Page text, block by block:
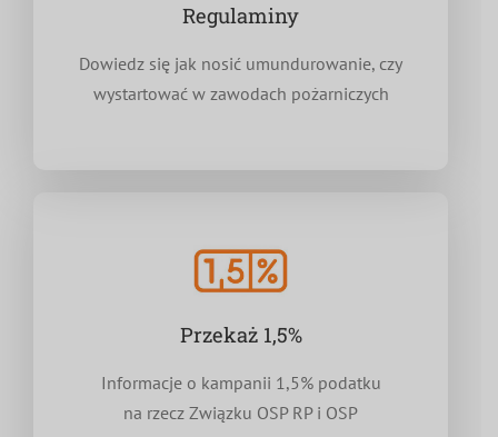
Regulaminy
Dowiedz się jak nosić umundurowanie, czy
wystartować w zawodach pożarniczych
Przekaż 1,5%
Informacje o kampanii 1,5% podatku
na rzecz Związku OSP RP i OSP